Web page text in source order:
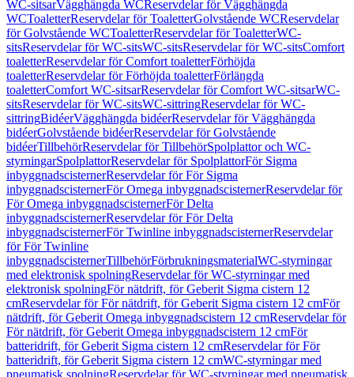
WC-sitsarVägghängda WCReservdelar för Vägghängda
WCToaletterReservdelar för ToaletterGolvstående WCReservdelar
för Golvstående WCToaletterReservdelar för ToaletterWC-
sitsReservdelar för WC-sitsWC-sitsReservdelar för WC-sitsComfort
toaletterReservdelar för Comfort toaletterFörhöjda
toaletterReservdelar för Förhöjda toaletterFörlängda
toaletterComfort WC-sitsarReservdelar för Comfort WC-sitsarWC-
sitsReservdelar för WC-sitsWC-sittringReservdelar för WC-
sittringBidéerVägghängda bidéerReservdelar för Vägghängda
bidéerGolvstående bidéerReservdelar för Golvstående
bidéerTillbehörReservdelar för TillbehörSpolplattor och WC-
styrningarSpolplattorReservdelar för SpolplattorFör Sigma
inbyggnadscisternerReservdelar för För Sigma
inbyggnadscisternerFör Omega inbyggnadscisternerReservdelar för
För Omega inbyggnadscisternerFör Delta
inbyggnadscisternerReservdelar för För Delta
inbyggnadscisternerFör Twinline inbyggnadscisternerReservdelar
för För Twinline
inbyggnadscisternerTillbehörFörbrukningsmaterialWC-styrningar
med elektronisk spolningReservdelar för WC-styrningar med
elektronisk spolningFör nätdrift, för Geberit Sigma cistern 12
cmReservdelar för För nätdrift, för Geberit Sigma cistern 12 cmFör
nätdrift, för Geberit Omega inbyggnadscistern 12 cmReservdelar för
För nätdrift, för Geberit Omega inbyggnadscistern 12 cmFör
batteridrift, för Geberit Sigma cistern 12 cmReservdelar för För
batteridrift, för Geberit Sigma cistern 12 cmWC-styrningar med
pneumatisk spolningReservdelar för WC-styrningar med pneumatisk